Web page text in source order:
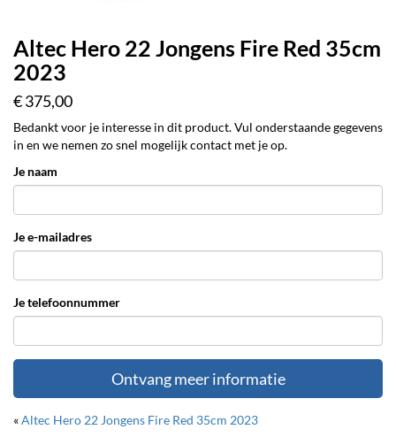
Altec Hero 22 Jongens Fire Red 35cm
2023
€ 375,00
Bedankt voor je interesse in dit product. Vul onderstaande gegevens
in en we nemen zo snel mogelijk contact met je op.
Je naam
Je e-mailadres
Je telefoonnummer
Ontvang meer informatie
«Altec Hero 22 Jongens Fire Red 35cm 2023